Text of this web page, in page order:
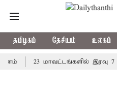
தமிழகம் தேசியம் உலகம்
23 மாவட்டங்களில் இரவு 7